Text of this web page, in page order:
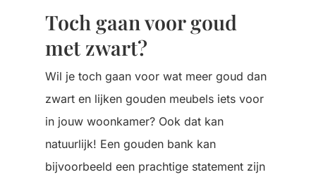
Toch gaan voor goud
met zwart?
Wil je toch gaan voor wat meer goud dan
zwart en lijken gouden meubels iets voor
in jouw woonkamer? Ook dat kan
natuurlijk! Een gouden bank kan
bijvoorbeeld een prachtige statement zijn